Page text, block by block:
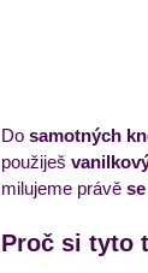
Do samotných
použiješ
milujeme právě
Proč si tyto